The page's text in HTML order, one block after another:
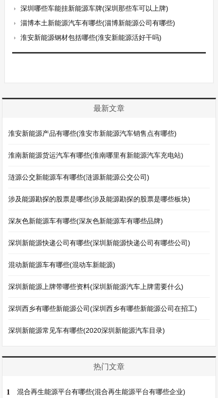
深圳哪些车能挂新能源车牌(深圳那些车可以上牌)
淄博本土新能源汽车有哪些(淄博新能源公司有哪些)
淮安新能源钢材包括哪些(淮安新能源活好干吗)
最新文章
淮安新能源产品有哪些(淮安市新能源汽车销售点有哪些)
淮南新能源货运汽车有哪些(淮南哪里有新能源汽车充电站)
涟源公交新能源车有哪些(涟源新能源公交公司)
涉及能源勘探的股票是哪些(涉及能源勘探的股票是哪些板块)
深灰色新能源车有哪些(深灰色新能源车有哪些品牌)
深圳新能源快递公司有哪些(深圳新能源快递公司有哪些公司)
混动新能源车有哪些(混动车新能源)
深圳新能源上牌带哪些资料(深圳新能源汽车上牌需要什么)
深圳西乡有哪些新能源公司(深圳西乡有哪些新能源公司在招工)
深圳新能源常见车有哪些(2020深圳新能源汽车目录)
热门文章
1 混合再生能源平台有哪些(混合再生能源平台有哪些企业)